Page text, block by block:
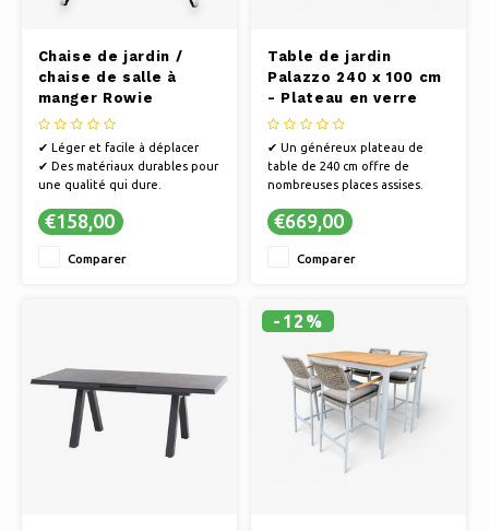
Chaise de jardin /
chaise de salle à
manger Rowie
Bamboo avec
coussins gris
✔ Léger et facile à déplacer
✔ Des matériaux durables pour
une qualité qui dure.
confortables
€158,00
Comparer
Table de jardin
Palazzo 240 x 100 cm
- Plateau en verre
✔ Un généreux plateau de
table de 240 cm offre de
nombreuses places assises.
design moderne
utilisation en extérieur
€669,00
Comparer
-12%